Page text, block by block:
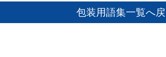
包装用語集一覧へ